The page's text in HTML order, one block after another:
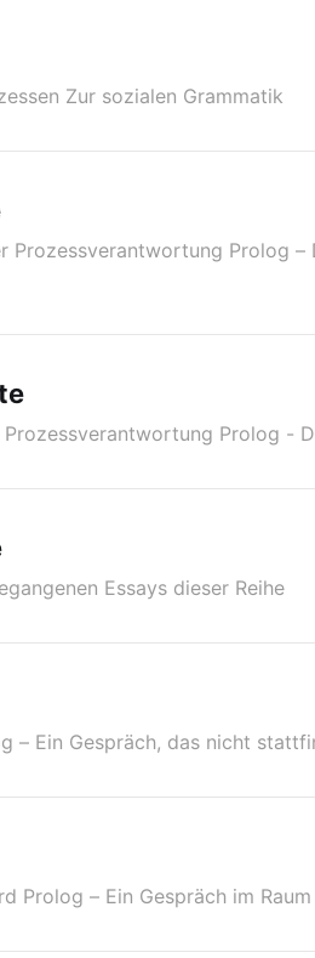
Zur sozialen Grammatik
Prozessverantwortung Prolog –
Prolog -
Essays dieser Reihe
– Ein Gespräch, das nicht
Prolog – Ein Gespräch im Raum